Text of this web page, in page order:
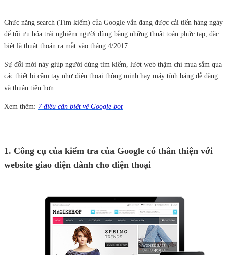
Chức năng search (Tìm kiếm) của Google vẫn đang được cải tiến hàng ngày
để tối ưu hóa trải nghiệm người dùng bằng những thuật toán phức tạp, đặc
biệt là thuật thoán ra mắt vào tháng 4/2017.
Sự đổi mới này giúp người dùng tìm kiếm, lướt web thậm chí mua sắm qua
các thiết bị cầm tay như điện thoại thông minh hay máy tính bảng dễ dàng
và thuận tiện hơn.
Xem thêm: 7 điều cần biết về Google bot
1. Công cụ của kiểm tra của Google có thân thiện với
website giao diện dành cho điện thoại